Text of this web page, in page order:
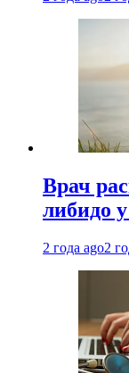
Врач
либидо
2 года ago2